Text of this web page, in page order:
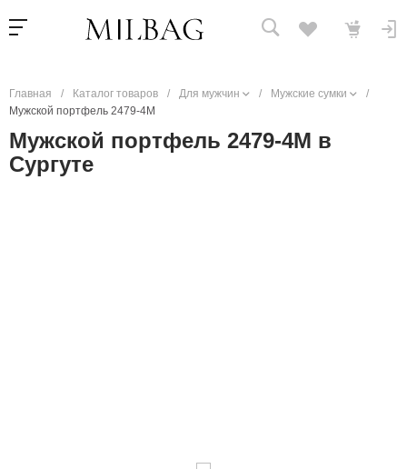
Главная / Каталог товаров / Для мужчин / Мужские сумки
/
Мужской портфель 2479-4M
Мужской портфель 2479-4M в
Сургуте